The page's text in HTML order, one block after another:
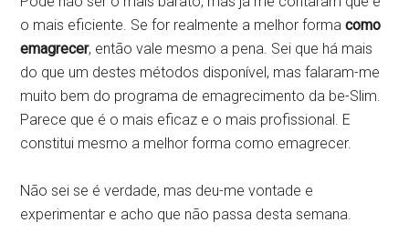
o mais eficiente. Se for realmente a melhor formacomo
emagrecer, então vale mesmo a pena. Sei que há mais
do que um destes métodos disponível, mas falaram-me
muito bem do programa de emagrecimento da be-Slim.
Parece que é o mais eficaz e o mais profissional. E
constitui mesmo a melhor forma como emagrecer.
Não sei se é verdade, mas deu-me vontade e
experimentar e acho que não passa desta semana.